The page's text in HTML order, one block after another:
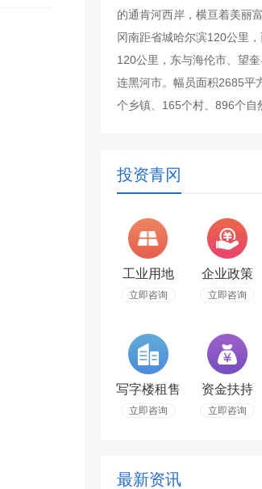
的通肯河西岸，横亘着美丽
冈南距省城哈尔滨120公里
120公里，东与海伦市、望
连黑河市。幅员面积2685平
个乡镇、165个村、896个自
投资青冈
工业用地
立即咨询
企业政策
立即咨询
写字楼租售
立即咨询
资金扶持
立即咨询
最新资讯